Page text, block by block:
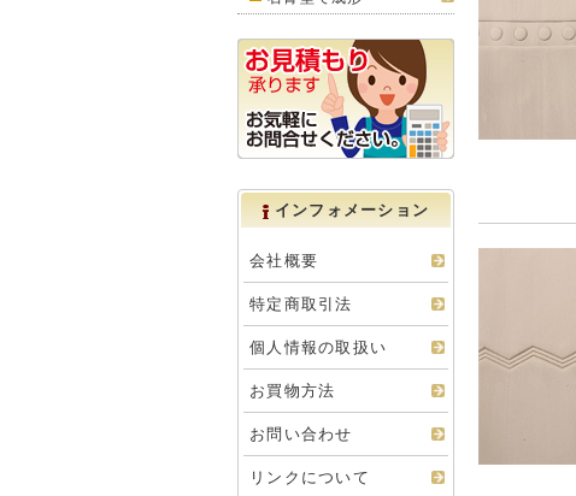
インフォメーション
会社概要
特定商取引法
個人情報の取扱い
お買物方法
お問い合わせ
リンクについて